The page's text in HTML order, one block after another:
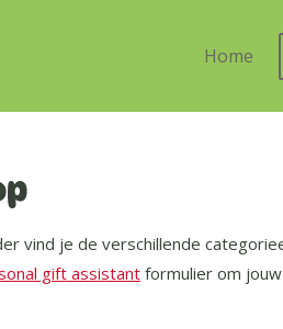
Home
vind je de verschillende
gift assistant formulier om